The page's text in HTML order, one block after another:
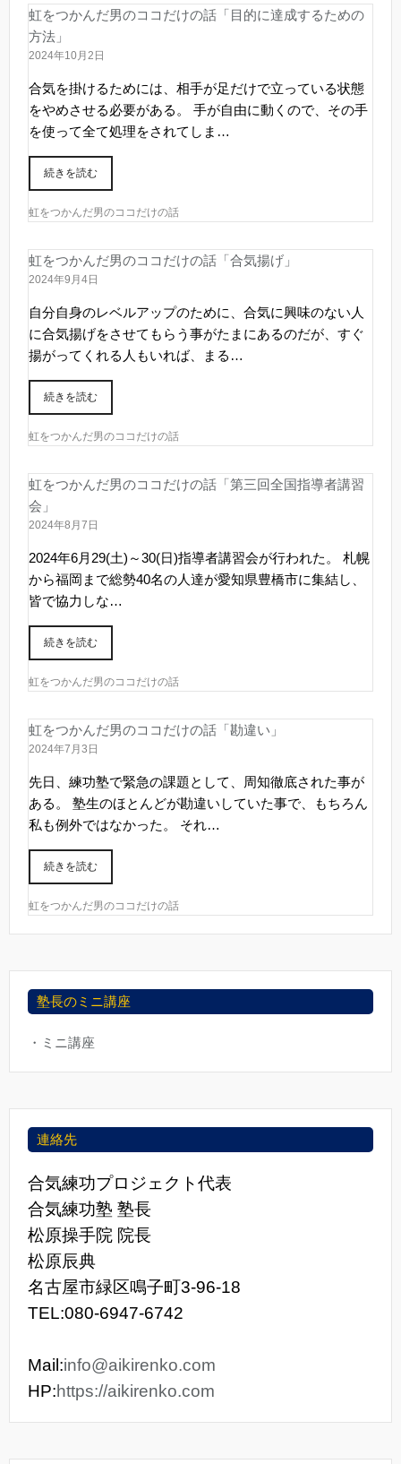
虹をつかんだ男のココだけの話「目的に達成するための
方法」
2024年10月2日
合気を掛けるためには、相手が足だけで立っている状態
をやめさせる必要がある。 手が自由に動くので、その手
を使って全て処理をされてしま…
続きを読む
虹をつかんだ男のココだけの話
虹をつかんだ男のココだけの話「合気揚げ」
2024年9月4日
自分自身のレベルアップのために、合気に興味のない人
に合気揚げをさせてもらう事がたまにあるのだが、すぐ
揚がってくれる人もいれば、まる…
続きを読む
虹をつかんだ男のココだけの話
虹をつかんだ男のココだけの話「第三回全国指導者講習
会」
2024年8月7日
2024年6月29(土)～30(日)指導者講習会が行われた。 札幌
から福岡まで総勢40名の人達が愛知県豊橋市に集結し、
皆で協力しな…
続きを読む
虹をつかんだ男のココだけの話
虹をつかんだ男のココだけの話「勘違い」
2024年7月3日
先日、練功塾で緊急の課題として、周知徹底された事が
ある。 塾生のほとんどが勘違いしていた事で、もちろん
私も例外ではなかった。 それ…
続きを読む
虹をつかんだ男のココだけの話
塾長のミニ講座
・ミニ講座
連絡先
合気練功プロジェクト代表
合気練功塾 塾長
松原操手院 院長
松原辰典
名古屋市緑区鳴子町3-96-18
TEL:080-6947-6742
Mail:info@aikirenko.com
HP:https://aikirenko.com